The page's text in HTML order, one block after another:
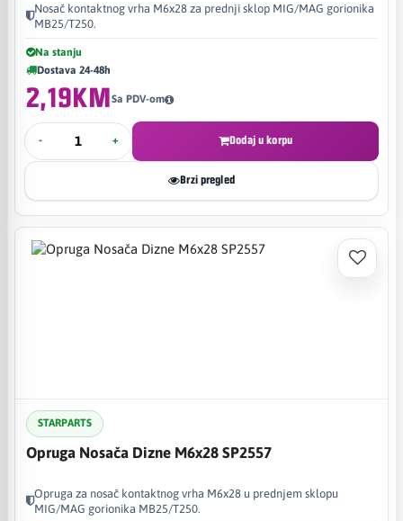
Nosač kontaktnog vrha M6x28 za prednji sklop MIG/MAG gorionika
MB25/T250.
Na stanju
Dostava 24-48h
2,19KMSa PDV-om
- + Dodaj u korpu
Brzi pregled
STARPARTS
Opruga Nosača Dizne M6x28 SP2557
Opruga za nosač kontaktnog vrha M6x28 u prednjem sklopu
MIG/MAG gorionika MB25/T250.